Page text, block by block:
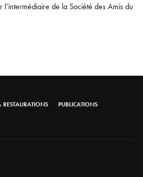
l’intermédiaire de la Société des Amis du
PUBLICATIONS